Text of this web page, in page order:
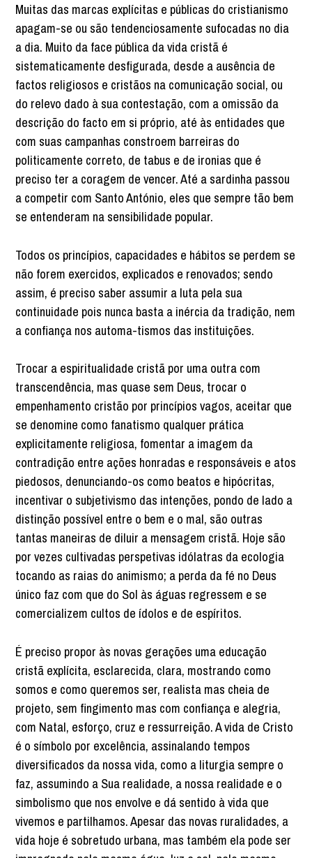
Muitas das marcas explícitas e públicas do cristianismo
apagam-se ou são tendenciosamente sufocadas no dia
a dia. Muito da face pública da vida cristã é
sistematicamente desfigurada, desde a ausência de
factos religiosos e cristãos na comunicação social, ou
do relevo dado à sua contestação, com a omissão da
descrição do facto em si próprio, até às entidades que
com suas campanhas constroem barreiras do
politicamente correto, de tabus e de ironias que é
preciso ter a coragem de vencer. Até a sardinha passou
a competir com Santo António, eles que sempre tão bem
se entenderam na sensibilidade popular.
Todos os princípios, capacidades e hábitos se perdem se
não forem exercidos, explicados e renovados; sendo
assim, é preciso saber assumir a luta pela sua
continuidade pois nunca basta a inércia da tradição, nem
a confiança nos automa-tismos das instituições.
Trocar a espiritualidade cristã por uma outra com
transcendência, mas quase sem Deus, trocar o
empenhamento cristão por princípios vagos, aceitar que
se denomine como fanatismo qualquer prática
explicitamente religiosa, fomentar a imagem da
contradição entre ações honradas e responsáveis e atos
piedosos, denunciando-os como beatos e hipócritas,
incentivar o subjetivismo das intenções, pondo de lado a
distinção possível entre o bem e o mal, são outras
tantas maneiras de diluir a mensagem cristã. Hoje são
por vezes cultivadas perspetivas idólatras da ecologia
tocando as raias do animismo; a perda da fé no Deus
único faz com que do Sol às águas regressem e se
comercializem cultos de ídolos e de espíritos.
É preciso propor às novas gerações uma educação
cristã explícita, esclarecida, clara, mostrando como
somos e como queremos ser, realista mas cheia de
projeto, sem fingimento mas com confiança e alegria,
com Natal, esforço, cruz e ressurreição. A vida de Cristo
é o símbolo por excelência, assinalando tempos
diversificados da nossa vida, como a liturgia sempre o
faz, assumindo a Sua realidade, a nossa realidade e o
simbolismo que nos envolve e dá sentido à vida que
vivemos e partilhamos. Apesar das novas ruralidades, a
vida hoje é sobretudo urbana, mas também ela pode ser